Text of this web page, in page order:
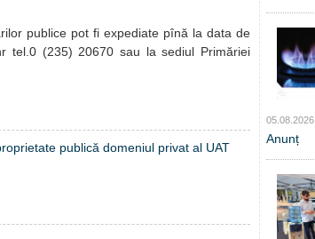
publice pot fi expediate pînă la data de
tel.0 (235) 20670 sau la sediul Primăriei
publică domeniul privat al UAT
05.08.2026
Anunț